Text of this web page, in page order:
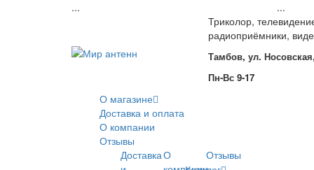
...
...
Триколор,
радиоприёмники,
Тамбов, ул.
Пн-Вс 9-17
О магазине
Доставка и оплата
О компании
Отзывы
ДоставкаО
Отзывы